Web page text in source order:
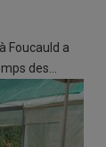
Foucauld a
des…